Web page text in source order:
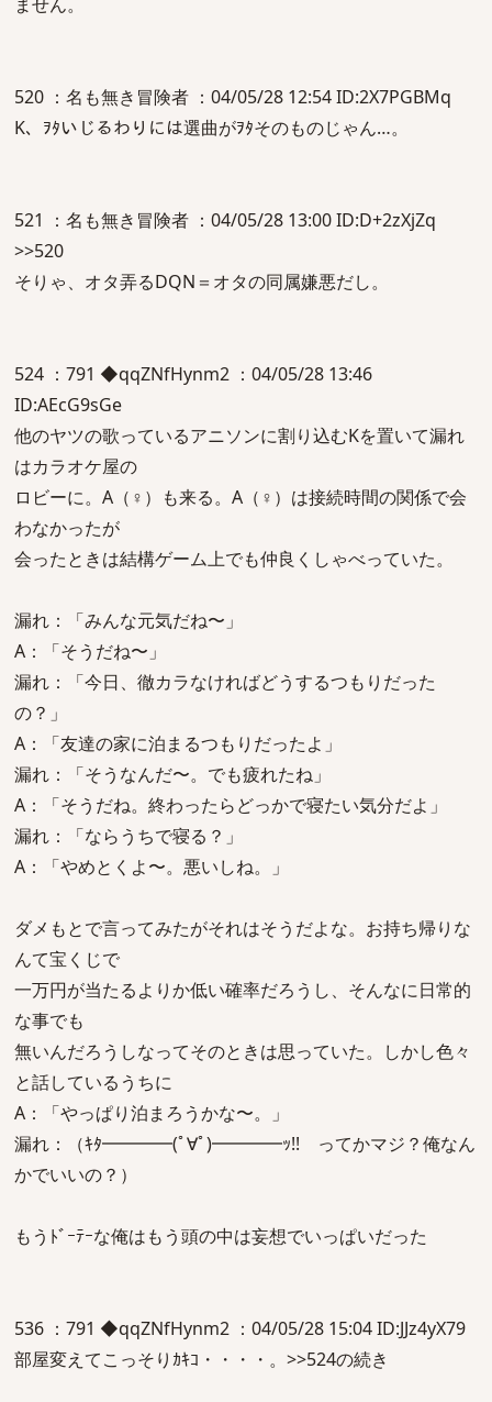
520 ：名も無き冒険者 ：04/05/28 12:54 ID:2X7PGBMq
K、ｦﾀいじるわりには選曲がｦﾀそのものじゃん…。
521 ：名も無き冒険者 ：04/05/28 13:00 ID:D+2zXjZq
>>520
そりゃ、オタ弄るDQN＝オタの同属嫌悪だし。
524 ：791 ◆qqZNfHynm2 ：04/05/28 13:46
ID:AEcG9sGe
他のヤツの歌っているアニソンに割り込むKを置いて漏れ
はカラオケ屋の
ロビーに。A（♀）も来る。A（♀）は接続時間の関係で会
わなかったが
会ったときは結構ゲーム上でも仲良くしゃべっていた。
漏れ：「みんな元気だね〜」
A：「そうだね〜」
漏れ：「今日、徹カラなければどうするつもりだった
の？」
A：「友達の家に泊まるつもりだったよ」
漏れ：「そうなんだ〜。でも疲れたね」
A：「そうだね。終わったらどっかで寝たい気分だよ」
漏れ：「ならうちで寝る？」
A：「やめとくよ〜。悪いしね。」
ダメもとで言ってみたがそれはそうだよな。お持ち帰りな
んて宝くじで
一万円が当たるよりか低い確率だろうし、そんなに日常的
な事でも
無いんだろうしなってそのときは思っていた。しかし色々
と話しているうちに
A：「やっぱり泊まろうかな〜。」
漏れ：（ｷﾀ━━━━(ﾟ∀ﾟ)━━━━ｯ!! ってかマジ？俺なん
かでいいの？）
もうﾄﾞｰﾃｰな俺はもう頭の中は妄想でいっぱいだった
536 ：791 ◆qqZNfHynm2 ：04/05/28 15:04 ID:JJz4yX79
部屋変えてこっそりｶｷｺ・・・・。>>524の続き